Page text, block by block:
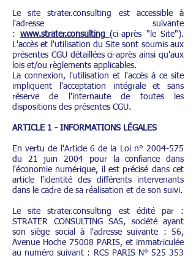
Le site strater.consulting est accessible à
l'adresse suivante
: www.strater.consulting (ci-après "le Site").
L'accès et l'utilisation du Site sont soumis aux
présentes CGU détaillées ci-après ainsi qu'aux
lois et/ou règlements applicables.
La connexion, l'utilisation et l'accès à ce site
impliquent l'acceptation intégrale et sans
réserve de l'internaute de toutes les
dispositions des présentes CGU.
ARTICLE 1 - INFORMATIONS LÉGALES
En vertu de l'Article 6 de la Loi n° 2004-575
du 21 juin 2004 pour la confiance dans
l'économie numérique, il est précisé dans cet
article l'identité des différents intervenants
dans le cadre de sa réalisation et de son suivi.
Le site strater.consulting est édité par :
STRATER CONSULTING SAS, société ayant
son siège social à l'adresse suivante : 56,
Avenue Hoche 75008 PARIS, et immatriculée
au numéro suivant : RCS PARIS N° 525 353